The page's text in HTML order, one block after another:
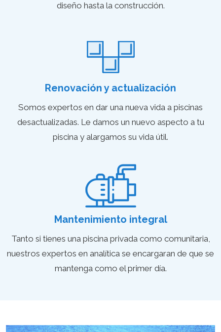
diseño hasta la construcción​.
Renovación y actualización
Somos expertos en dar una nueva vida a piscinas
desactualizadas. Le damos un nuevo aspecto a tu
piscina y alargamos su vida útil​.
Mantenimiento integral
Tanto si tienes una piscina privada como comunitaria,
nuestros expertos en analítica se encargaran de que se
mantenga como el primer día.